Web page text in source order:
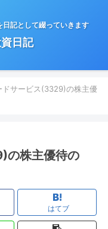
記として綴っていきます
日記
ドサービス(3329)の株主優
の株主優待の
はてブ